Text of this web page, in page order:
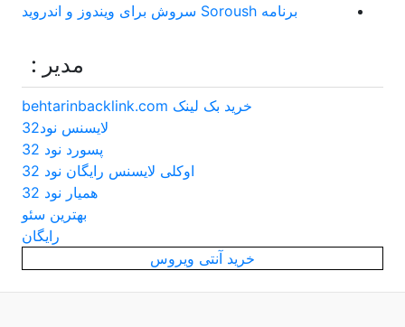
برنامه Soroush سروش برای ویندوز و اندروید
مدیر :
خرید بک لینک behtarinbacklink.com
لایسنس نود32
پسورد نود 32
اوکلی لایسنس رایگان نود 32
همیار نود 32
بهترین سئو
رایگان
خرید آنتی ویروس